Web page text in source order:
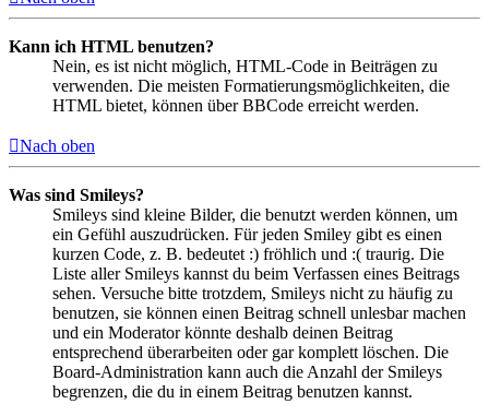
Kann ich HTML benutzen?
Nein, es ist nicht möglich, HTML-Code in Beiträgen zu
verwenden. Die meisten Formatierungsmöglichkeiten, die
HTML bietet, können über BBCode erreicht werden.
Nach oben
Was sind Smileys?
Smileys sind kleine Bilder, die benutzt werden können, um
ein Gefühl auszudrücken. Für jeden Smiley gibt es einen
kurzen Code, z. B. bedeutet :) fröhlich und :( traurig. Die
Liste aller Smileys kannst du beim Verfassen eines Beitrags
sehen. Versuche bitte trotzdem, Smileys nicht zu häufig zu
benutzen, sie können einen Beitrag schnell unlesbar machen
und ein Moderator könnte deshalb deinen Beitrag
entsprechend überarbeiten oder gar komplett löschen. Die
Board-Administration kann auch die Anzahl der Smileys
begrenzen, die du in einem Beitrag benutzen kannst.